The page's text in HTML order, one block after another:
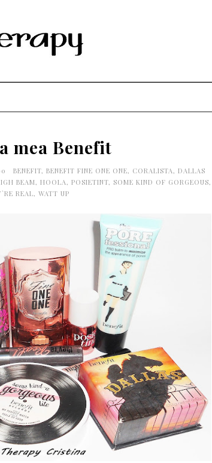
mea Benefit
BENEFIT, BENEFIT FINE ONE ONE, CORALISTA, DALLAS
BEAM, HOOLA, POSIETINT, SOME KIND OF GORGEOUS,
REAL, WATT UP